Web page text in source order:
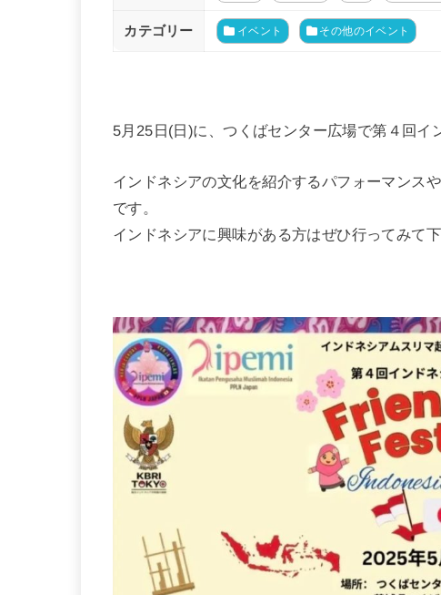
カテゴリー イベント その他のイベント
5月25日(日)に、つくばセンター広場で第４回イ
インドネシアの文化を紹介するパフォーマンス
です。
インドネシアに興味がある方はぜひ行ってみて下